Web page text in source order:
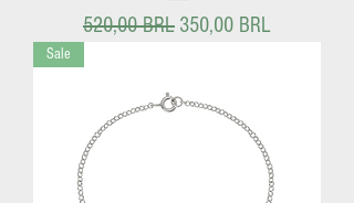
Precio
520,00 BRL Precio de oferta
350,00 BRL
Sale